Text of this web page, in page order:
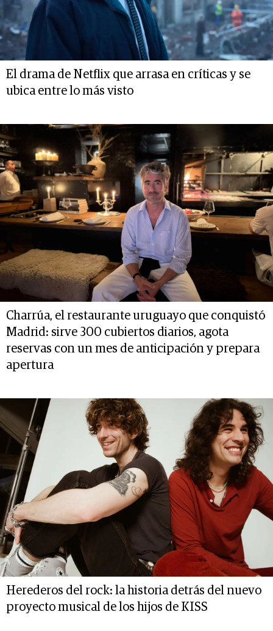
El drama de Netflix que arrasa en críticas y se
ubica entre lo más visto
Charrúa, el restaurante uruguayo que conquistó
Madrid: sirve 300 cubiertos diarios, agota
reservas con un mes de anticipación y prepara
apertura
Herederos del rock: la historia detrás del nuevo
proyecto musical de los hijos de KISS